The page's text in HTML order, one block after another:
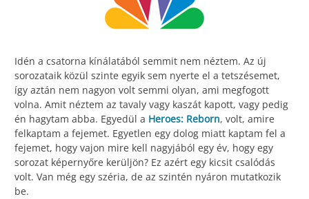
Idén a csatorna kínálatából semmit nem néztem. Az új
sorozataik közül szinte egyik sem nyerte el a tetszésemet,
így aztán nem nagyon volt semmi olyan, ami megfogott
volna. Amit néztem az tavaly vagy kaszát kapott, vagy pedig
én hagytam abba. Egyedül a Heroes: Reborn, volt, amire
felkaptam a fejemet. Egyetlen egy dolog miatt kaptam fel a
fejemet, hogy vajon mire kell nagyjából egy év, hogy egy
sorozat képernyőre kerüljön? Ez azért egy kicsit csalódás
volt. Van még egy széria, de az szintén nyáron mutatkozik
be.